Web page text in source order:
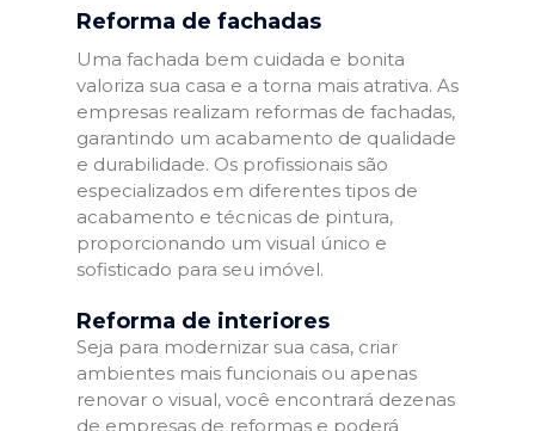
Reforma de fachadas
Uma fachada bem cuidada e bonita
valoriza sua casa e a torna mais atrativa. As
empresas realizam reformas de fachadas,
garantindo um acabamento de qualidade
e durabilidade. Os profissionais são
especializados em diferentes tipos de
acabamento e técnicas de pintura,
proporcionando um visual único e
sofisticado para seu imóvel.
Reforma de interiores
Seja para modernizar sua casa, criar
ambientes mais funcionais ou apenas
renovar o visual, você encontrará dezenas
de empresas de reformas e poderá